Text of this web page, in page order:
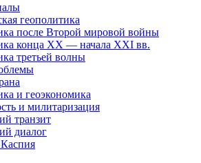
геополитика
после Второй мировой войны
конца XX — начала XXI вв.
третьей волны
и геоэкономика
и милитаризация
транзит
диалог